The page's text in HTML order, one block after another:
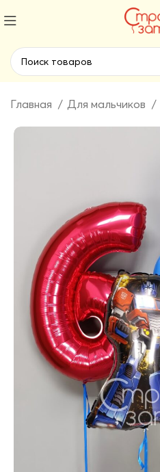
Главная Для мальчиков